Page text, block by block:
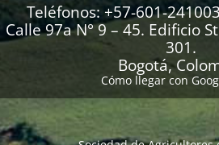
Teléfonos: +57-601-
Calle 97a N° 9 – 45. Edificio
301.
Bogotá,
Cómo llegar con